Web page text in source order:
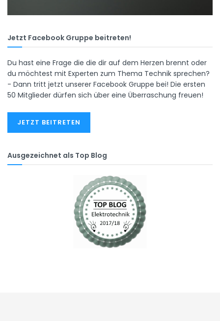
Jetzt Facebook Gruppe beitreten!
Du hast eine Frage die die dir auf dem Herzen brennt oder
du möchtest mit Experten zum Thema Technik sprechen?
- Dann tritt jetzt unserer Facebook Gruppe bei! Die ersten
50 Mitglieder dürfen sich über eine Überraschung freuen!
JETZT BEITRETEN
Ausgezeichnet als Top Blog